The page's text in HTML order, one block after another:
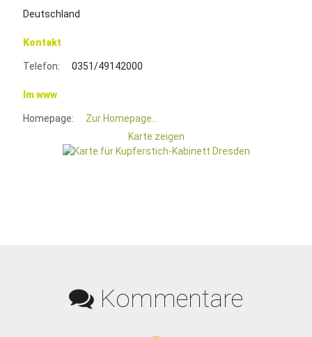
Deutschland
Kontakt
Telefon: 0351/49142000
Im www
Homepage:
Zur Homepage...
Karte zeigen
Kommentare